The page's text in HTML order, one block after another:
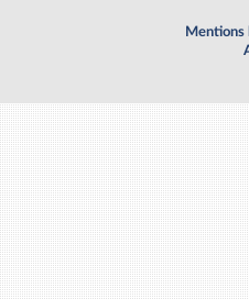
Mentions